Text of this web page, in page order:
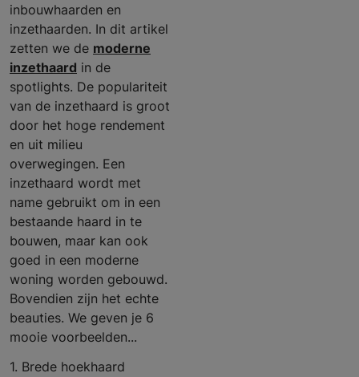
inbouwhaarden en
inzethaarden. In dit artikel
zetten we de moderne
inzethaard in de
spotlights. De populariteit
van de inzethaard is groot
door het hoge rendement
en uit milieu
overwegingen. Een
inzethaard wordt met
name gebruikt om in een
bestaande haard in te
bouwen, maar kan ook
goed in een moderne
woning worden gebouwd.
Bovendien zijn het echte
beauties. We geven je 6
mooie voorbeelden...
1. Brede hoekhaard